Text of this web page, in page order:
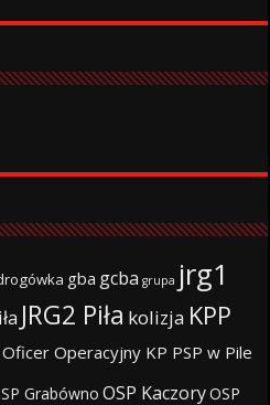
gba gcba grupa jrg1
JRG2 Piła kolizja KPP
Oficer Operacyjny KP PSP w Pile
Grabówno OSP KaczoryOSP